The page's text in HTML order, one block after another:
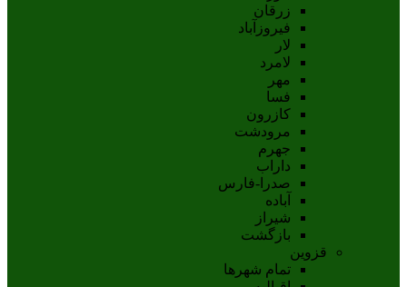
زرقان
فیروزآباد
لار
لامرد
مهر
فسا
کازرون
مرودشت
جهرم
داراب
صدرا-فارس
آباده
شيراز
بازگشت
قزوین
تمام شهر‌ها